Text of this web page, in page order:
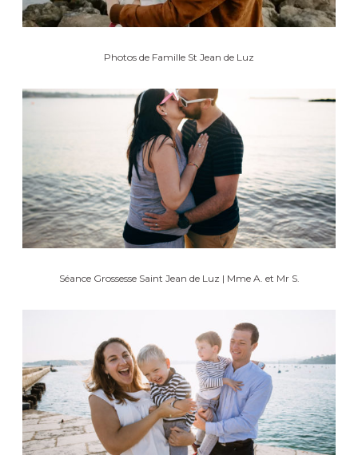
Photos de Famille St Jean de Luz
Séance Grossesse Saint Jean de Luz | Mme A. et Mr S.